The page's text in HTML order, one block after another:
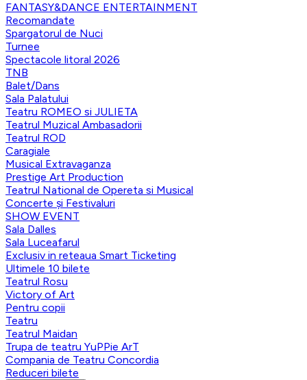
FANTASY&DANCE ENTERTAINMENT
Recomandate
Spargatorul de Nuci
Turnee
Spectacole litoral 2026
TNB
Balet/Dans
Sala Palatului
Teatru ROMEO si JULIETA
Teatrul Muzical Ambasadorii
Teatrul ROD
Caragiale
Musical Extravaganza
Prestige Art Production
Teatrul National de Opereta si Musical
Concerte și Festivaluri
SHOW EVENT
Sala Dalles
Sala Luceafarul
Exclusiv in reteaua Smart Ticketing
Ultimele 10 bilete
Teatrul Rosu
Victory of Art
Pentru copii
Teatru
Teatrul Maidan
Trupa de teatru YuPPie ArT
Compania de Teatru Concordia
Reduceri bilete